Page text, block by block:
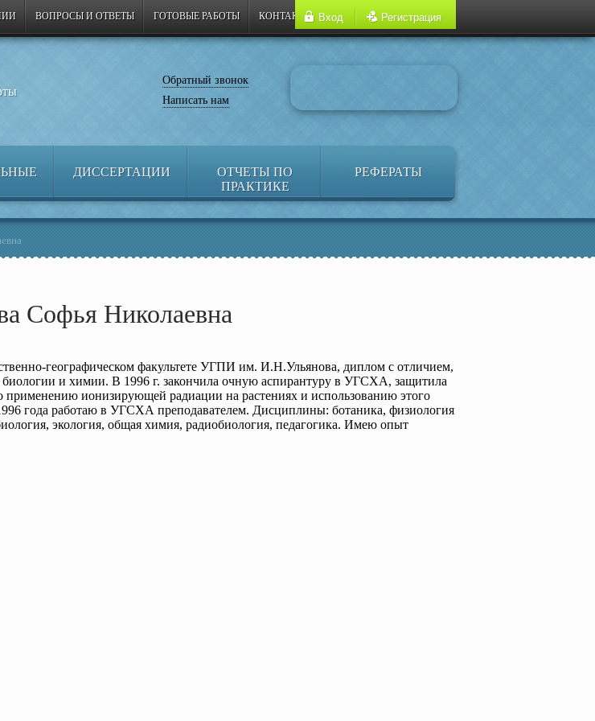
ВОПРОСЫ И ОТВЕТЫ ГОТОВЫЕ РАБОТЫ КОНТАКТЫ Вход Регистрация
ДИССЕРТАЦИИ
ОТЧЕТЫ ПО
ПРАКТИКЕ
РЕФЕРАТЫ
Обратный звонок
Написать нам
Софья Николаевна
географическом факультете УГПИ им. И.Н.Ульянова, диплом с отличием,
биологии и химии. В 1996 г. закончила очную аспирантуру в УГСХА, защитила
применению ионизирующей радиации на растениях и использованию этого
года работаю в УГСХА преподавателем. Дисциплины: ботаника, физиология
экология, общая химия, радиобиология, педагогика. Имею опыт